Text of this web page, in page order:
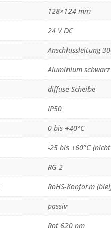
128×124 mm
24 V DC
Anschlussleitung
Aluminium
diffuse Scheibe
IP50
0 bis +40°C
-25 bis +60°C
RG 2
RoHS-Konform
passiv
Rot 620 nm